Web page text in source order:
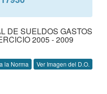
DE SUELDOS GASTOS
2005 - 2009
la Norma Ver Imagen del D.O.